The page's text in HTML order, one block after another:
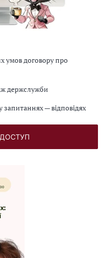
умов договору про
держслужби
запитаннях — відповідях